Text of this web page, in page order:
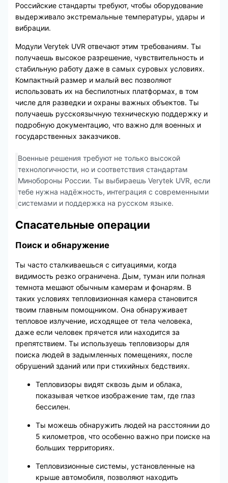
Российские стандарты требуют, чтобы оборудование
выдерживало экстремальные температуры, удары и
вибрации.
Модули Verytek UVR отвечают этим требованиям. Ты
получаешь высокое разрешение, чувствительность и
стабильную работу даже в самых суровых условиях.
Компактный размер и малый вес позволяют
использовать их на беспилотных платформах, в том
числе для разведки и охраны важных объектов. Ты
получаешь русскоязычную техническую поддержку и
подробную документацию, что важно для военных и
государственных заказчиков.
Военные решения требуют не только высокой
технологичности, но и соответствия стандартам
Минобороны России. Ты выбираешь Verytek UVR, если
тебе нужна надёжность, интеграция с современными
системами и поддержка на русском языке.
Спасательные операции
Поиск и обнаружение
Ты часто сталкиваешься с ситуациями, когда
видимость резко ограничена. Дым, туман или полная
темнота мешают обычным камерам и фонарям. В
таких условиях тепловизионная камера становится
твоим главным помощником. Она обнаруживает
тепловое излучение, исходящее от тела человека,
даже если человек прячется или находится за
препятствием. Ты используешь тепловизоры для
поиска людей в задымленных помещениях, после
обрушений зданий или при стихийных бедствиях.
Тепловизоры видят сквозь дым и облака,
показывая четкое изображение там, где глаз
бессилен.
Ты можешь обнаружить людей на расстоянии до
5 километров, что особенно важно при поиске на
больших территориях.
Тепловизионные системы, установленные на
крыше автомобиля, позволяют находить